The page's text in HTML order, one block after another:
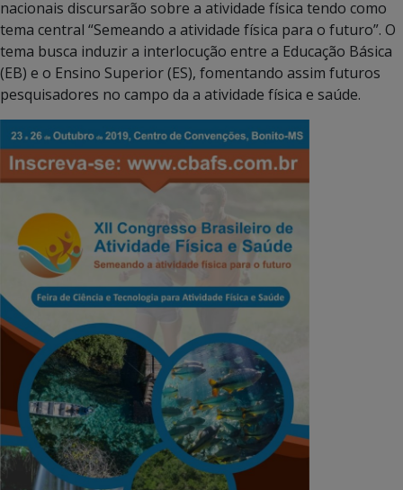
nacionais discursarão sobre a atividade física tendo como
tema central “Semeando a atividade física para o futuro”. O
tema busca induzir a interlocução entre a Educação Básica
(EB) e o Ensino Superior (ES), fomentando assim futuros
pesquisadores no campo da a atividade física e saúde.